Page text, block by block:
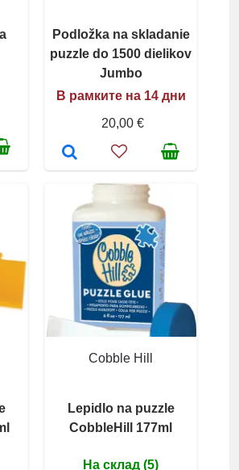
Podložka na skladanie
puzzle do 1500 dielikov
Jumbo
В рамките на 14 дни
20,00 €
Cobble Hill
Lepidlo na puzzle
CobbleHill 177ml
На склад (5)